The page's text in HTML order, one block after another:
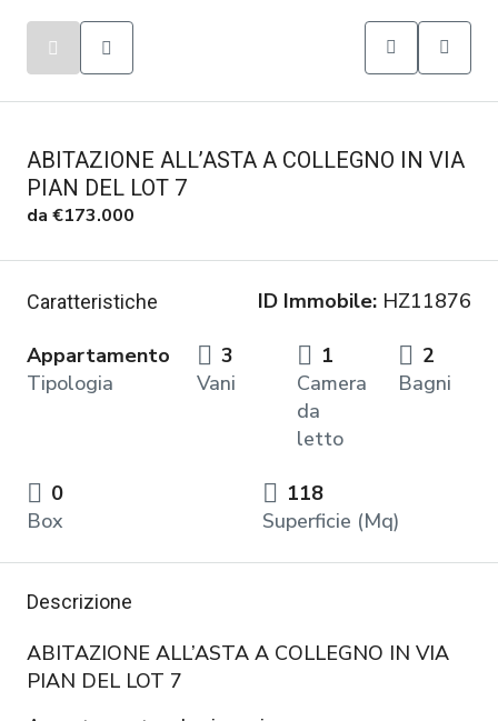
ABITAZIONE ALL’ASTA A COLLEGNO IN VIA
PIAN DEL LOT 7
da €173.000
Caratteristiche ID Immobile: HZ11876
Appartamento
Tipologia
3
Vani
1
Camera
da
letto
2
Bagni
0
Box
118
Superficie (Mq)
Descrizione
ABITAZIONE ALL’ASTA A COLLEGNO IN VIA
PIAN DEL LOT 7